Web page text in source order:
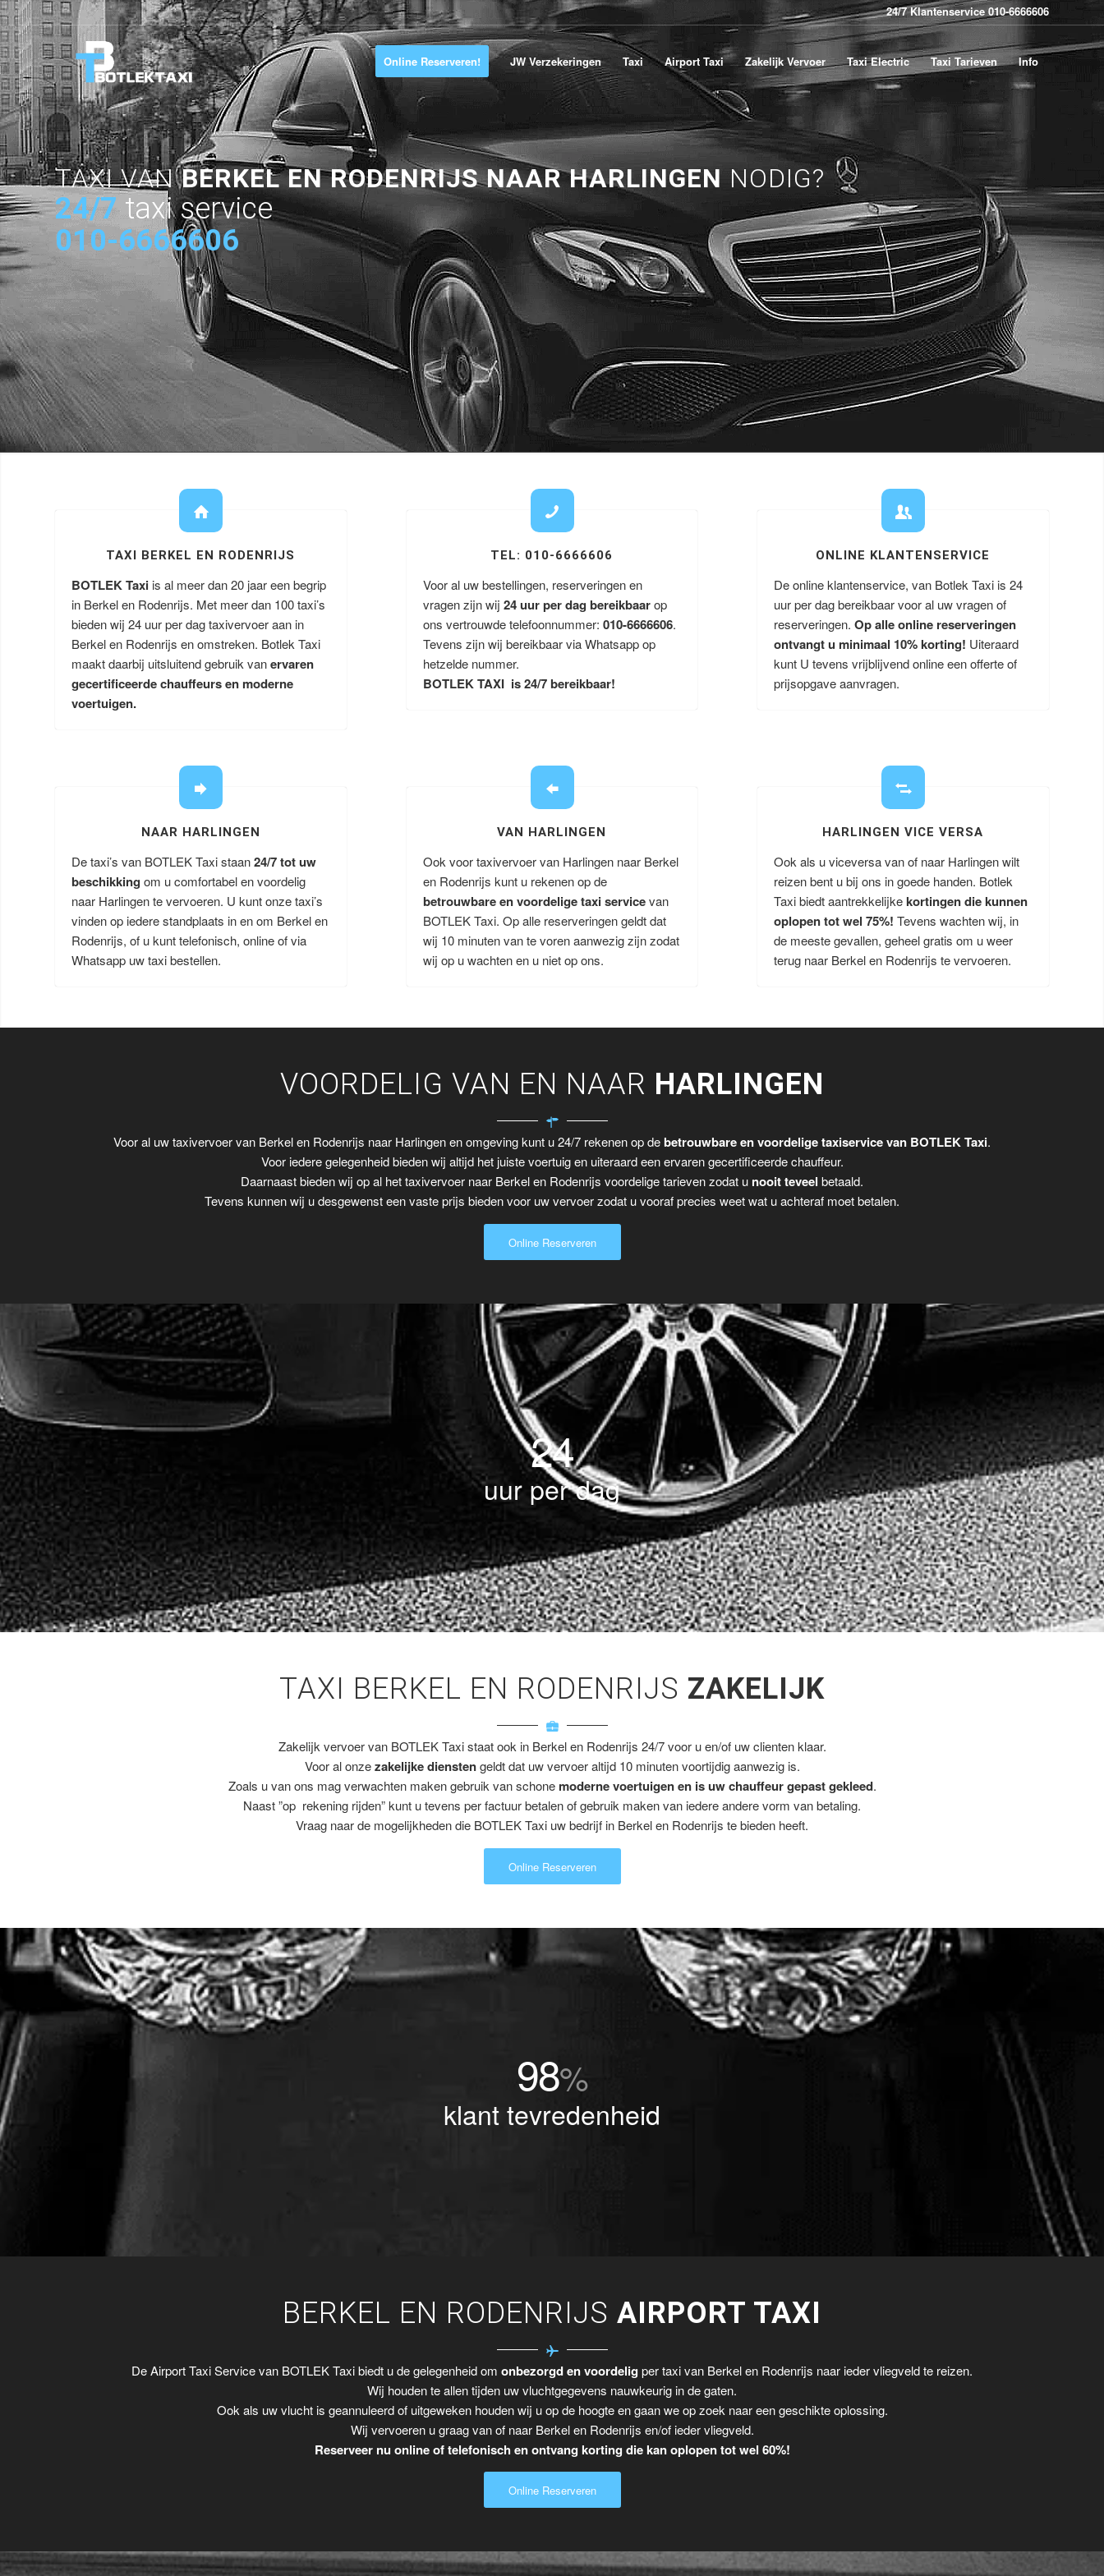
24/7 Klantenservice 010-6666606
Online Reserveren! JW Verzekeringen Taxi Airport Taxi Zakelijk Vervoer Taxi Electric Taxi Tarieven Info
TAXI VANBERKEL EN RODENRIJS NAAR HARLINGEN NODIG?
24/7 taxi service
010-6666606
TAXI BERKEL EN RODENRIJS
BOTLEK Taxi is al meer dan 20 jaar een begrip
in Berkel en Rodenrijs. Met meer dan 100 taxi’s
bieden wij 24 uur per dag taxivervoer aan in
Berkel en Rodenrijs en omstreken. Botlek Taxi
maakt daarbij uitsluitend gebruik vanervaren
gecertificeerde chauffeurs en moderne
voertuigen.
TEL: 010-6666606
Voor al uw bestellingen, reserveringen en
vragen zijn wij 24 uur per dag bereikbaarop
ons vertrouwde telefoonnummer: 010-6666606.
Tevens zijn wij bereikbaar via Whatsapp op
hetzelde nummer.
BOTLEK TAXI is 24/7 bereikbaar!
ONLINE KLANTENSERVICE
De online klantenservice, van Botlek Taxi is 24
uur per dag bereikbaar voor al uw vragen of
reserveringen.Op alle online reserveringen
ontvangt u minimaal 10% korting! Uiteraard
kunt U tevens vrijblijvend online een offerte of
prijsopgave aanvragen.
NAAR HARLINGEN
De taxi’s van BOTLEK Taxi staan24/7 tot uw
beschikking om u comfortabel en voordelig
naar Harlingen te vervoeren. U kunt onze taxi’s
vinden op iedere standplaats in en om Berkel en
Rodenrijs, of u kunt telefonisch, online of via
Whatsapp uw taxi bestellen.
VAN HARLINGEN
Ook voor taxivervoer van Harlingen naar Berkel
en Rodenrijs kunt u rekenen op de
betrouwbare en voordelige taxi servicevan
BOTLEK Taxi. Op alle reserveringen geldt dat
wij 10 minuten van te voren aanwezig zijn zodat
wij op u wachten en u niet op ons.
HARLINGEN VICE VERSA
Ook als u viceversa van of naar Harlingen wilt
reizen bent u bij ons in goede handen. Botlek
Taxi biedt aantrekkelijkekortingen die kunnen
oplopen tot wel 75%!Tevens wachten wij, in
de meeste gevallen, geheel gratis om u weer
terug naar Berkel en Rodenrijs te vervoeren.
VOORDELIG VAN EN NAAR HARLINGEN
Voor al uw taxivervoer van Berkel en Rodenrijs naar Harlingen en omgeving kunt u 24/7 rekenen op debetrouwbare en voordelige taxiservice van BOTLEK Taxi.
Voor iedere gelegenheid bieden wij altijd het juiste voertuig en uiteraard een ervaren gecertificeerde chauffeur.
Daarnaast bieden wij op al het taxivervoer naar Berkel en Rodenrijs voordelige tarieven zodat u nooit teveel betaald.
Tevens kunnen wij u desgewenst een vaste prijs bieden voor uw vervoer zodat u vooraf precies weet wat u achteraf moet betalen.
Online Reserveren
24
uur per dag
TAXI BERKEL EN RODENRIJS ZAKELIJK
Zakelijk vervoer van BOTLEK Taxi staat ook in Berkel en Rodenrijs 24/7 voor u en/of uw clienten klaar.
Voor al onzezakelijke dienstengeldt dat uw vervoer altijd 10 minuten voortijdig aanwezig is.
Zoals u van ons mag verwachten maken gebruik van schone moderne voertuigen en is uw chauffeur gepast gekleed.
Naast ”op rekening rijden” kunt u tevens per factuur betalen of gebruik maken van iedere andere vorm van betaling.
Vraag naar de mogelijkheden die BOTLEK Taxi uw bedrijf in Berkel en Rodenrijs te bieden heeft.
Online Reserveren
98%
klant tevredenheid
BERKEL EN RODENRIJS AIRPORT TAXI
De Airport Taxi Service van BOTLEK Taxi biedt u de gelegenheid om onbezorgd en voordelig per taxi van Berkel en Rodenrijs naar ieder vliegveld te reizen.
Wij houden te allen tijden uw vluchtgegevens nauwkeurig in de gaten.
Ook als uw vlucht is geannuleerd of uitgeweken houden wij u op de hoogte en gaan we op zoek naar een geschikte oplossing.
Wij vervoeren u graag van of naar Berkel en Rodenrijs en/of ieder vliegveld.
Reserveer nu online of telefonisch en ontvang korting die kan oplopen tot wel 60%!
Online Reserveren